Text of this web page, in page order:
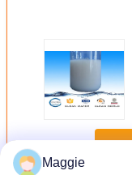
Maggie